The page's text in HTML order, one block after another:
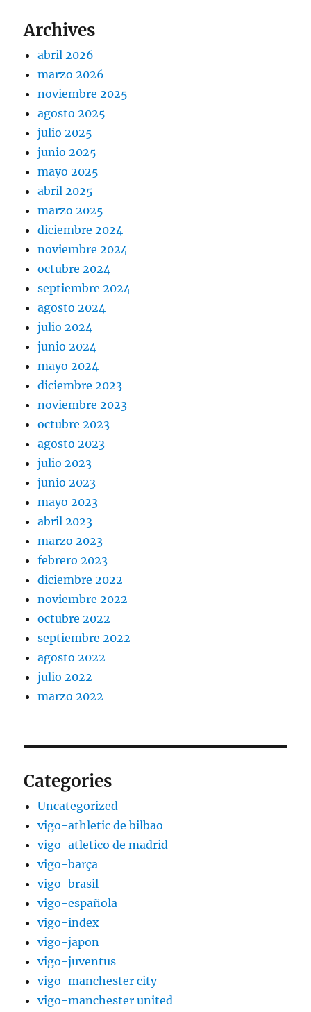
Archives
abril 2026
marzo 2026
noviembre 2025
agosto 2025
julio 2025
junio 2025
mayo 2025
abril 2025
marzo 2025
diciembre 2024
noviembre 2024
octubre 2024
septiembre 2024
agosto 2024
julio 2024
junio 2024
mayo 2024
diciembre 2023
noviembre 2023
octubre 2023
agosto 2023
julio 2023
junio 2023
mayo 2023
abril 2023
marzo 2023
febrero 2023
diciembre 2022
noviembre 2022
octubre 2022
septiembre 2022
agosto 2022
julio 2022
marzo 2022
Categories
Uncategorized
vigo-athletic de bilbao
vigo-atletico de madrid
vigo-barça
vigo-brasil
vigo-española
vigo-index
vigo-japon
vigo-juventus
vigo-manchester city
vigo-manchester united